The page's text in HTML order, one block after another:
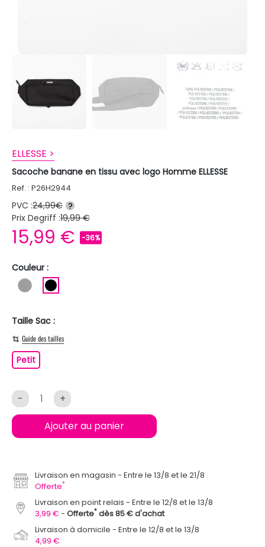
ELLESSE >
Sacoche banane en tissu avec logo Homme ELLESSE
Ref. : P26H2944
PVC :24,99€ ?
Prix Degriff :19,99 €
15,99 € -36%
Couleur :
GRIS
Taille Sac :
Guide des tailles
PetitPetit
- +
Ajouter au panier
Livraison en magasin
Entre le 13/8 et le 21/8
Offerte*
Livraison en point relais
Entre le 12/8 et le 13/8
3,99 €
Offerte* dès 85 € d'achat
Livraison à domicile
Entre le 12/8 et le 13/8
4,99 €